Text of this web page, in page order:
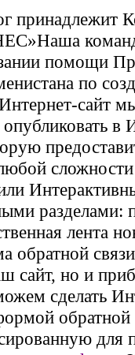
принадлежит
Наша
помощи
по
сайт
в
разделами:
лента
обратной
сайт, но и
сделать
обратной